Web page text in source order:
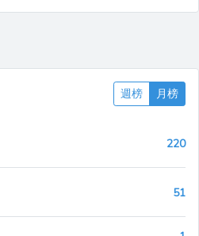
週榜 月榜
220
51